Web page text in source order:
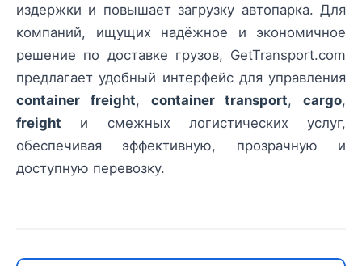
издержки и повышает загрузку автопарка. Для
компаний, ищущих надёжное и экономичное
решение по доставке грузов, GetTransport.com
предлагает удобный интерфейс для управления
container freight, container transport, cargo,
freight и смежных логистических услуг,
обеспечивая эффективную, прозрачную и
доступную перевозку.